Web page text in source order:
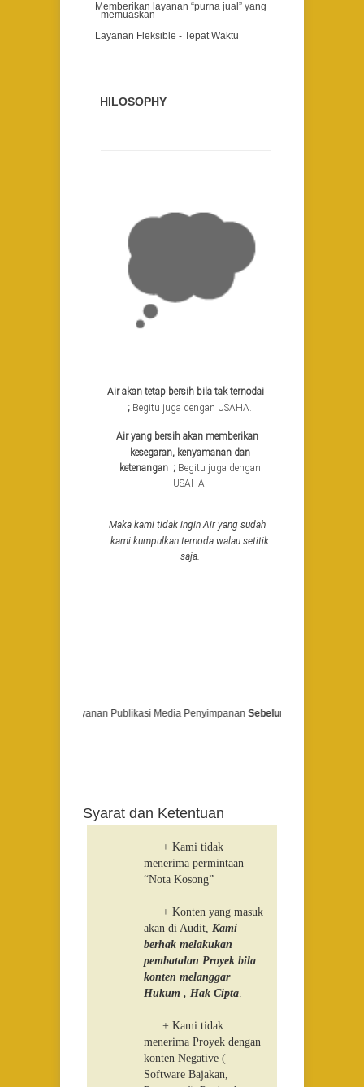
Memberikan layanan “purna jual” yang
memuaskan
Layanan Fleksible - Tepat Waktu
PHILOSOPHY
Air akan tetap bersih bila tak ternodai
; Begitu juga dengan USAHA.
Air yang bersih akan memberikan
kesegaran, kenyamanan dan
ketenangan ; Begitu juga dengan
USAHA.
Maka kami tidak ingin Air yang sudah
kami kumpulkan ternoda walau setitik
saja.
- Pelayanan Publikasi Media PenyimpananSebelum Menghubungi
Syarat dan Ketentuan
+ Kami tidak
menerima permintaan
“Nota Kosong”
+ Konten yang masuk
akan di Audit, Kami
berhak melakukan
pembatalan Proyek bila
konten melanggar
Hukum , Hak Cipta
+ Kami tidak
menerima Proyek dengan
konten Negative (
Software Bajakan,